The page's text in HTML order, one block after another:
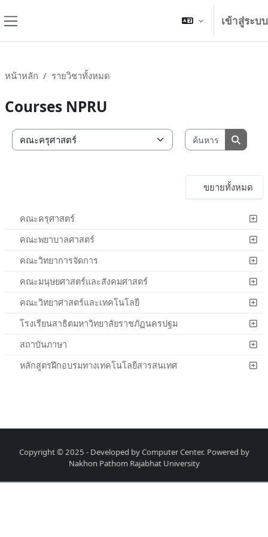
เข้าสู่ระบบ
หน้าหลัก รายวิชาทั้งหมด
Courses NPRU
ประเภทของรายวิชา
ค้นหาราย
ค้นหาร
ขยายทั้งหมด
คณะครุศาสตร์
คณะพยาบาลศาสตร์
คณะวิทยาการจัดการ
คณะมนุษยศาสตร์และสังคมศาสตร์
คณะวิทยาศาสตร์และเทคโนโลยี
โรงเรียนสาธิตมหาวิทยาลัยราชภัฏนครปฐม
สถาบันภาษา
หลักสูตรฝึกอบรมทางเทคโนโลยีสารสนเทศ
Copyright © 2025 - Developed by Computer Center. Powered by
Nakhon Pathom Rajabhat University